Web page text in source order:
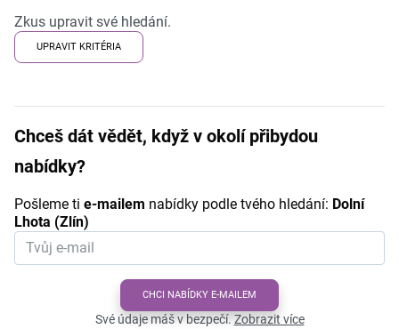
Zkus upravit své hledání.
UPRAVIT KRITÉRIA
Chceš dát vědět, když v okolí přibydou
nabídky?
Pošleme ti e-mailem nabídky podle tvého hledání: Dolní
Lhota (Zlín)
CHCI NABÍDKY E-MAILEM
Své údaje máš v bezpečí.Zobrazit více